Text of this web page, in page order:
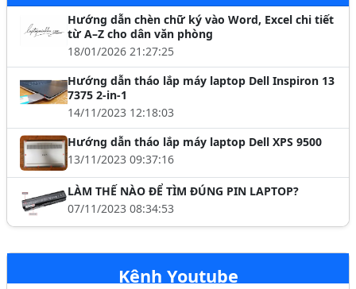
Hướng dẫn chèn chữ ký vào Word, Excel chi tiết
từ A–Z cho dân văn phòng
18/01/2026 21:27:25
Hướng dẫn tháo lắp máy laptop Dell Inspiron 13
7375 2-in-1
14/11/2023 12:18:03
Hướng dẫn tháo lắp máy laptop Dell XPS 9500
13/11/2023 09:37:16
LÀM THẾ NÀO ĐỂ TÌM ĐÚNG PIN LAPTOP?
07/11/2023 08:34:53
Kênh Youtube